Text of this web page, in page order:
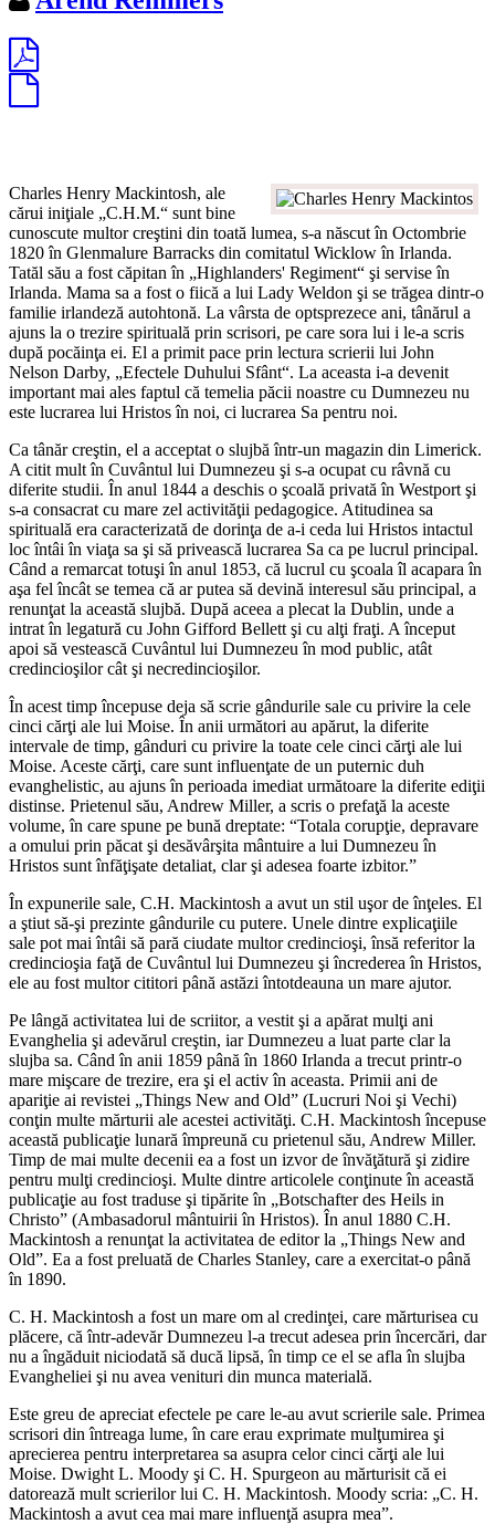
Charles Henry Mackintosh, ale
cărui iniţiale „C.H.M.“ sunt bine
cunoscute multor creştini din toată lumea, s-a născut în Octombrie
1820 în Glenmalure Barracks din comitatul Wicklow în Irlanda.
Tatăl său a fost căpitan în „Highlanders' Regiment“ şi servise în
Irlanda. Mama sa a fost o fiică a lui Lady Weldon şi se trăgea dintr-o
familie irlandeză autohtonă. La vârsta de optsprezece ani, tânărul a
ajuns la o trezire spirituală prin scrisori, pe care sora lui i le-a scris
după pocăinţa ei. El a primit pace prin lectura scrierii lui John
Nelson Darby, „Efectele Duhului Sfânt“. La aceasta i-a devenit
important mai ales faptul că temelia păcii noastre cu Dumnezeu nu
este lucrarea lui Hristos în noi, ci lucrarea Sa pentru noi.
Ca tânăr creştin, el a acceptat o slujbă într-un magazin din Limerick.
A citit mult în Cuvântul lui Dumnezeu şi s-a ocupat cu râvnă cu
diferite studii. În anul 1844 a deschis o şcoală privată în Westport şi
s-a consacrat cu mare zel activităţii pedagogice. Atitudinea sa
spirituală era caracterizată de dorinţa de a-i ceda lui Hristos intactul
loc întâi în viaţa sa şi să privească lucrarea Sa ca pe lucrul principal.
Când a remarcat totuşi în anul 1853, că lucrul cu şcoala îl acapara în
aşa fel încât se temea că ar putea să devină interesul său principal, a
renunţat la această slujbă. După aceea a plecat la Dublin, unde a
intrat în legatură cu John Gifford Bellett şi cu alţi fraţi. A început
apoi să vestească Cuvântul lui Dumnezeu în mod public, atât
credincioşilor cât şi necredincioşilor.
În acest timp începuse deja să scrie gândurile sale cu privire la cele
cinci cărţi ale lui Moise. În anii următori au apărut, la diferite
intervale de timp, gânduri cu privire la toate cele cinci cărţi ale lui
Moise. Aceste cărţi, care sunt influenţate de un puternic duh
evanghelistic, au ajuns în perioada imediat următoare la diferite ediţii
distinse. Prietenul său, Andrew Miller, a scris o prefaţă la aceste
volume, în care spune pe bună dreptate: “Totala corupţie, depravare
a omului prin păcat şi desăvârşita mântuire a lui Dumnezeu în
Hristos sunt înfăţişate detaliat, clar şi adesea foarte izbitor.”
În expunerile sale, C.H. Mackintosh a avut un stil uşor de înţeles. El
a ştiut să-şi prezinte gândurile cu putere. Unele dintre explicaţiile
sale pot mai întâi să pară ciudate multor credincioşi, însă referitor la
credincioşia faţă de Cuvântul lui Dumnezeu şi încrederea în Hristos,
ele au fost multor cititori până astăzi întotdeauna un mare ajutor.
Pe lângă activitatea lui de scriitor, a vestit şi a apărat mulţi ani
Evanghelia şi adevărul creştin, iar Dumnezeu a luat parte clar la
slujba sa. Când în anii 1859 până în 1860 Irlanda a trecut printr-o
mare mişcare de trezire, era şi el activ în aceasta. Primii ani de
apariţie ai revistei „Things New and Old” (Lucruri Noi şi Vechi)
conţin multe mărturii ale acestei activităţi. C.H. Mackintosh începuse
această publicaţie lunară împreună cu prietenul său, Andrew Miller.
Timp de mai multe decenii ea a fost un izvor de învăţătură şi zidire
pentru mulţi credincioşi. Multe dintre articolele conţinute în această
publicaţie au fost traduse şi tipărite în „Botschafter des Heils in
Christo” (Ambasadorul mântuirii în Hristos). În anul 1880 C.H.
Mackintosh a renunţat la activitatea de editor la „Things New and
Old”. Ea a fost preluată de Charles Stanley, care a exercitat-o până
în 1890.
C. H. Mackintosh a fost un mare om al credinţei, care mărturisea cu
plăcere, că într-adevăr Dumnezeu l-a trecut adesea prin încercări, dar
nu a îngăduit niciodată să ducă lipsă, în timp ce el se afla în slujba
Evangheliei şi nu avea venituri din munca materială.
Este greu de apreciat efectele pe care le-au avut scrierile sale. Primea
scrisori din întreaga lume, în care erau exprimate mulţumirea şi
aprecierea pentru interpretarea sa asupra celor cinci cărţi ale lui
Moise. Dwight L. Moody şi C. H. Spurgeon au mărturisit că ei
datorează mult scrierilor lui C. H. Mackintosh. Moody scria: „C. H.
Mackintosh a avut cea mai mare influenţă asupra mea”.